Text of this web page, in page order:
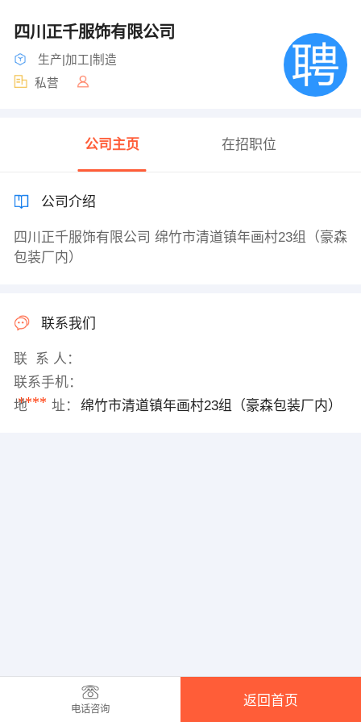
四川正千服饰有限公司
生产|加工|制造
私营
公司主页 在招职位
公司介绍
四川正千服饰有限公司 绵竹市清道镇年画村23组（豪森
包装厂内）
联系我们
联 系 人：
联系手机：
****
地 址： 绵竹市清道镇年画村23组（豪森包装厂内）
电话咨询
返回首页